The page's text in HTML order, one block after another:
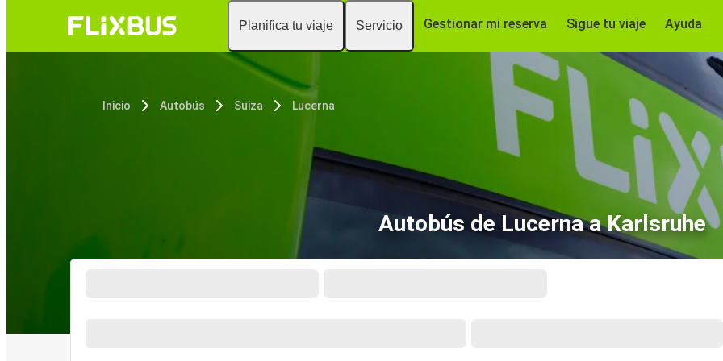
Planifica tu viaje Servicio Gestionar mi reserva Sigue tu viaje Ayuda
Inicio Autobús Suiza Lucerna
Autobús de Lucerna a Karlsruhe